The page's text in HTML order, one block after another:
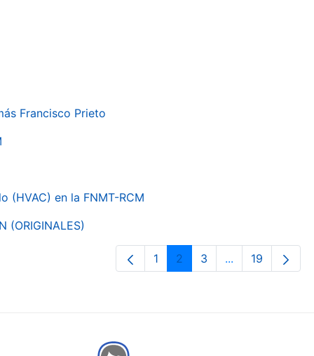
Francisco Prieto
(HVAC) en la FNMT-RCM
Página
1 Página
2 Página
3 ...PáginasPágina
19